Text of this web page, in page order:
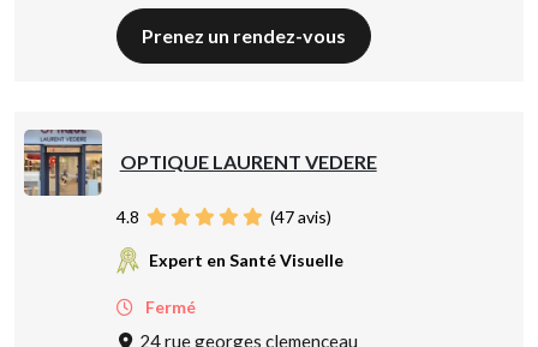
Prenez un rendez-vous
OPTIQUE LAURENT VEDERE
4.8 (47avis)
Expert en Santé Visuelle
Fermé
24 rue georges clemenceau